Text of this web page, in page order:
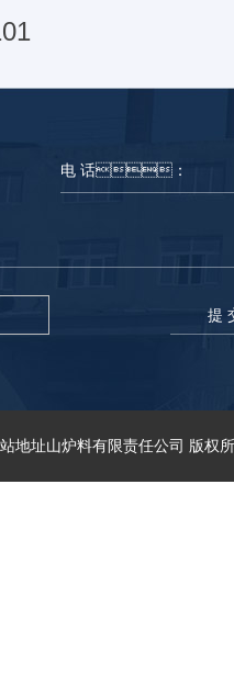
提
地址山炉料有限责任公司 版权所